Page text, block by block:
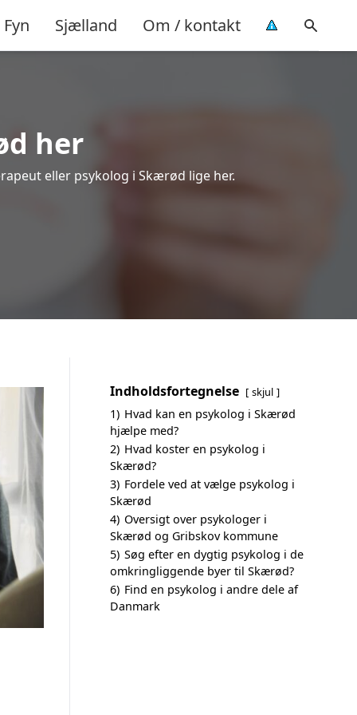
Fyn Sjælland Om / kontakt
her
eller psykolog i Skærød lige her.
Indholdsfortegnelse skjul
1) Hvad kan en psykolog i Skærød
hjælpe med?
2) Hvad koster en psykolog i
Skærød?
3) Fordele ved at vælge psykolog i
Skærød
4) Oversigt over psykologer i
Skærød og Gribskov kommune
5) Søg efter en dygtig psykolog i de
omkringliggende byer til Skærød?
6) Find en psykolog i andre dele af
Danmark